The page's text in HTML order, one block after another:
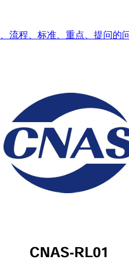
流程、标准、重点、提问的